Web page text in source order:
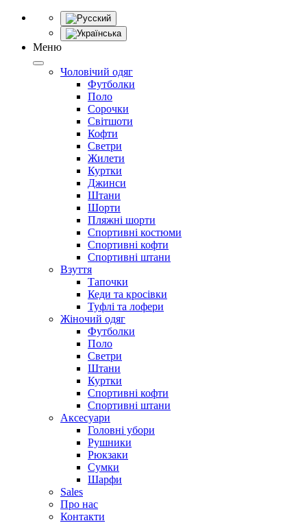
Меню
Чоловічий одяг
Футболки
Поло
Сорочки
Світшоти
Кофти
Светри
Жилети
Куртки
Джинси
Штани
Шорти
Пляжні шорти
Спортивні костюми
Спортивні кофти
Спортивні штани
Взуття
Тапочки
Кеди та кросівки
Туфлі та лофери
Жіночий одяг
Футболки
Поло
Светри
Штани
Куртки
Cпортивні кофти
Спортивні штани
Аксесуари
Головні убори
Рушники
Рюкзаки
Сумки
Шарфи
Sales
Про нас
Контакти